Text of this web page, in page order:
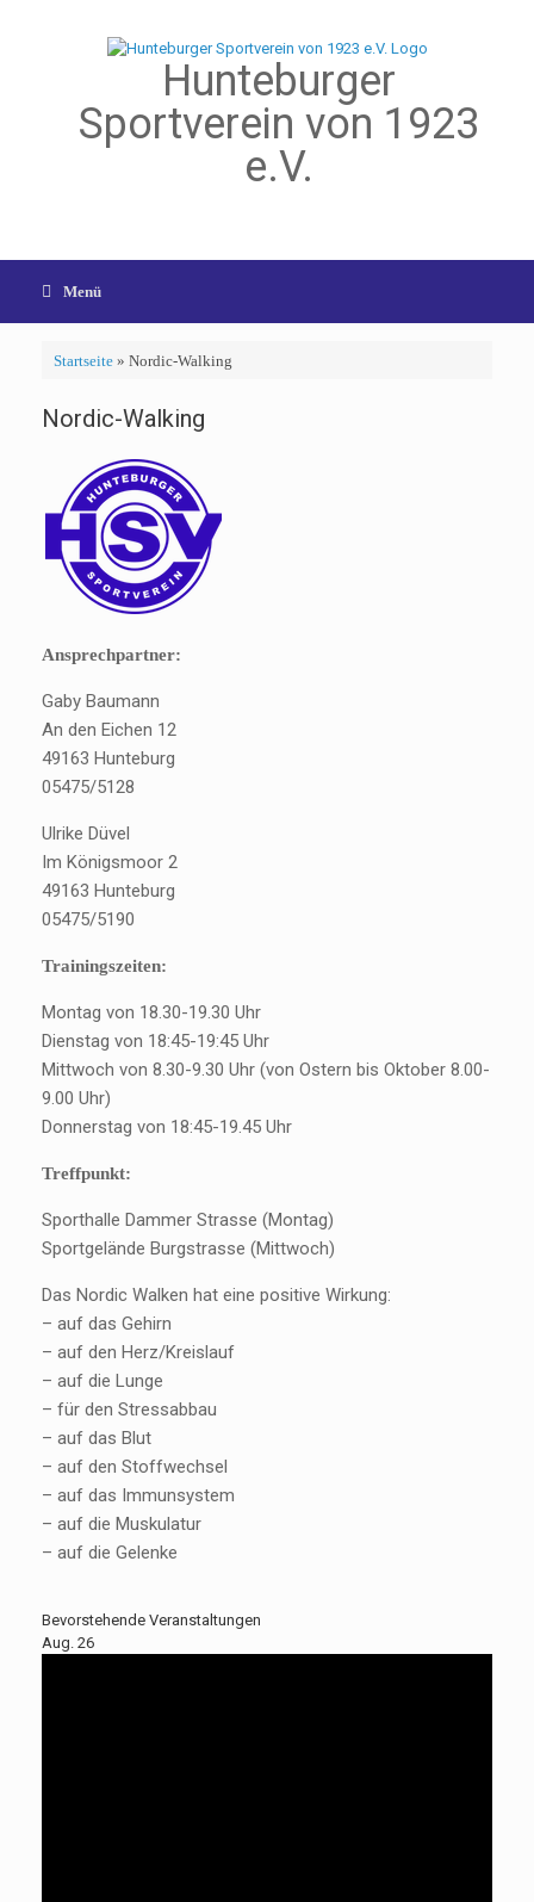
Hunteburger
Sportverein von 1923
e.V.
Menü
Startseite» Nordic-Walking
Nordic-Walking
Ansprechpartner:
Gaby Baumann
An den Eichen 12
49163 Hunteburg
05475/5128
Ulrike Düvel
Im Königsmoor 2
49163 Hunteburg
05475/5190
Trainingszeiten:
Montag von 18.30-19.30 Uhr
Dienstag von 18:45-19:45 Uhr
Mittwoch von 8.30-9.30 Uhr (von Ostern bis Oktober 8.00-
9.00 Uhr)
Donnerstag von 18:45-19.45 Uhr
Treffpunkt:
Sporthalle Dammer Strasse (Montag)
Sportgelände Burgstrasse (Mittwoch)
Das Nordic Walken hat eine positive Wirkung:
– auf das Gehirn
– auf den Herz/Kreislauf
– auf die Lunge
– für den Stressabbau
– auf das Blut
– auf den Stoffwechsel
– auf das Immunsystem
– auf die Muskulatur
– auf die Gelenke
Bevorstehende Veranstaltungen
Aug. 26